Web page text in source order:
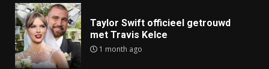
Taylor Swift officieel getrouwd
met Travis Kelce
1 month ago